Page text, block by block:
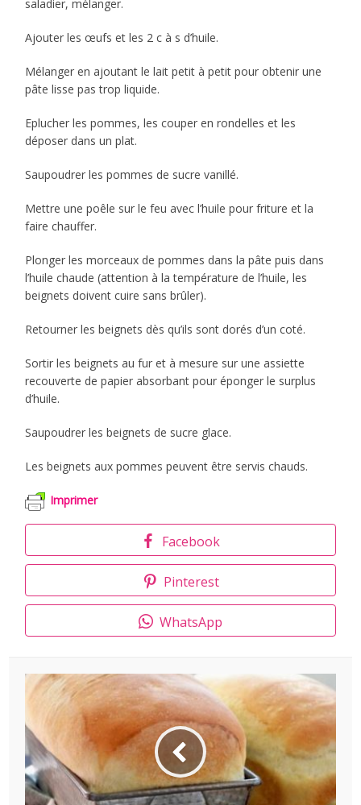
saladier, mélanger.
Ajouter les œufs et les 2 c à s d’huile.
Mélanger en ajoutant le lait petit à petit pour obtenir une
pâte lisse pas trop liquide.
Eplucher les pommes, les couper en rondelles et les
déposer dans un plat.
Saupoudrer les pommes de sucre vanillé.
Mettre une poêle sur le feu avec l’huile pour friture et la
faire chauffer.
Plonger les morceaux de pommes dans la pâte puis dans
l’huile chaude (attention à la température de l’huile, les
beignets doivent cuire sans brûler).
Retourner les beignets dès qu’ils sont dorés d’un coté.
Sortir les beignets au fur et à mesure sur une assiette
recouverte de papier absorbant pour éponger le surplus
d’huile.
Saupoudrer les beignets de sucre glace.
Les beignets aux pommes peuvent être servis chauds.
Imprimer
Facebook
Pinterest
WhatsApp